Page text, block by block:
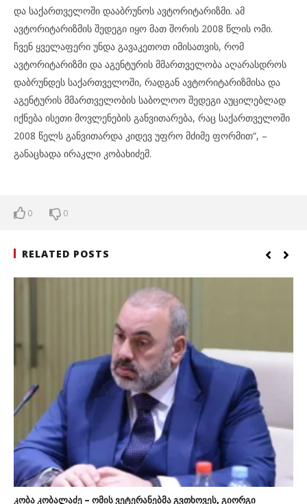
და საქართველოში დააბრუნოს ავტორიტარიზმი. ამ
ავტორიტარიზმის შედეგი იყო მათ შორის 2008 წლის ომი.
ჩვენ ყველაფერი უნდა გავაკეთოთ იმისათვის, რომ
ავტორიტარიზმი და აგენტურის მმართველობა აღარასდროს
დაბრუნდეს საქართველოში, რადგან ავტორიტარიზმისა და
აგენტურის მმართველობის საბოლოო შედეგი აუცილებლად
იქნება ისეთი მოვლენების განვითარება, რაც საქართველოში
2008 წელს განვითარდა კიდევ უფრო მძიმე ფორმით“, –
განაცხადა ირაკლი კობახიძემ.
0 0
RELATED POSTS
კობა კობალაძე – ომის ვეტერანებმა გვთხოვეს, გიორგი